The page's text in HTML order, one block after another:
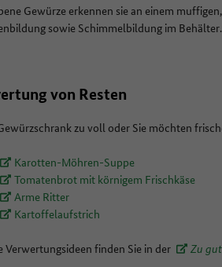
Gewürze erkennen sie an einem
sowie Schimmelbildung im
von Resten
zu voll oder Sie möchten
Karotten-Möhren-Suppe
Tomatenbrot mit körnigem Frischkäse
Arme Ritter
Kartoffelaufstrich
Verwertungsideen finden Sie in der Zu